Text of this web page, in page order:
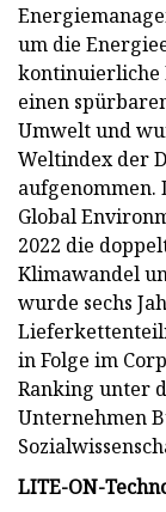
um die
kontinuierliche
einen
Umwelt und
Weltindex der
aufgenommen.
Global
2022 die
Klimawandel
wurde sechs
in Folge im
Ranking unter
Unternehmen
LITE-ON-